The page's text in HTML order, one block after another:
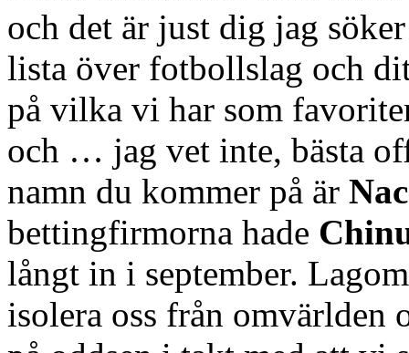
och det är just dig jag
lista över fotbollslag och
på vilka vi har som
och … jag vet inte, bästa
namn du kommer på är
bettingfirmorna hade
långt in i september.
isolera oss från omvärlden